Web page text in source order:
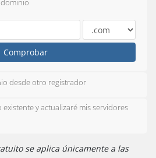
Comprobar
desde otro registrador
y actualizaré mis servidores
se aplica únicamente a las